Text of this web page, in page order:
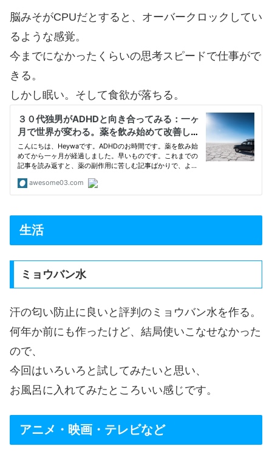
脳みそがCPUだとすると、オーバークロックしてい
るような感覚。
今までになかったくらいの思考スピードで仕事がで
きる。
しかし眠い。そして食欲が落ちる。
生活
ミョウバン水
汗の匂い防止に良いと評判のミョウバン水を作る。
何年か前にも作ったけど、結局使いこなせなかった
ので、
今回はいろいろと試してみたいと思い、
お風呂に入れてみたところいい感じです。
アニメ・映画・テレビなど